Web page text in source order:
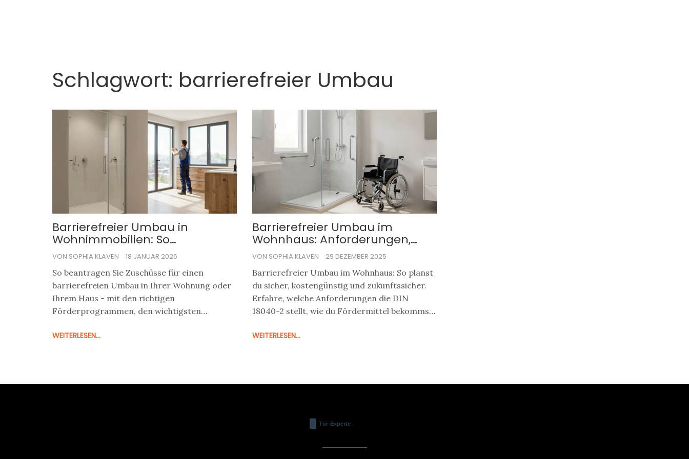
Schlagwort: barrierefreier Umbau
Barrierefreier Umbau in
Wohnimmobilien: So
beantragen Sie die Zuschüsse
richtig
VON SOPHIA KLAVEN 18 JANUAR 2026
So beantragen Sie Zuschüsse für einen
barrierefreien Umbau in Ihrer Wohnung oder
Ihrem Haus - mit den richtigen
Förderprogrammen, den wichtigsten
die Sie vermeiden müssen.
WEITERLESEN...
Barrierefreier Umbau im
Wohnhaus: Anforderungen,
Planung und Förderung 2025
VON SOPHIA KLAVEN 29 DEZEMBER 2025
Barrierefreier Umbau im Wohnhaus: So planst
du sicher, kostengünstig und zukunftssicher.
Erfahre, welche Anforderungen die DIN
18040-2 stellt, wie du Fördermittel bekommst
Zugängen beachten musst.
WEITERLESEN...